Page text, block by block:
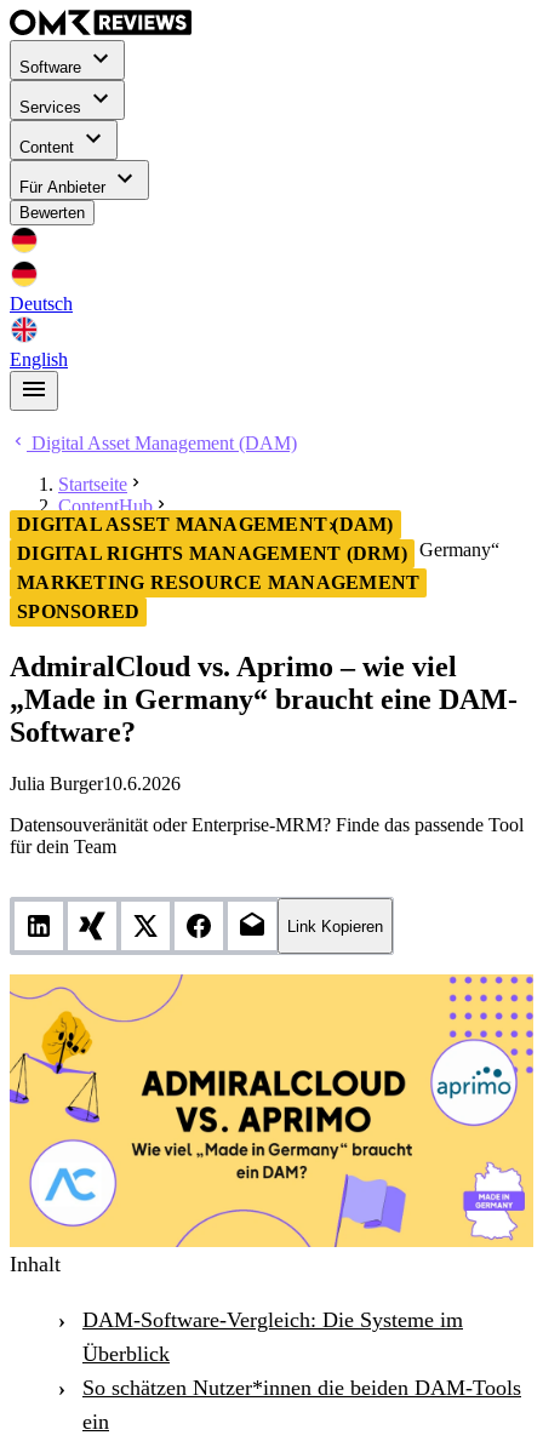
Software
Services
Content
Für Anbieter
Bewerten
Deutsch
English
Digital Asset Management (DAM)
Startseite
ContentHub
Digital Asset Management (DAM)
AdmiralCloud vs. Aprimo – wie viel „Made in Germany“
braucht eine DAM-Software?
DIGITAL ASSET MANAGEMENT (DAM)
DIGITAL RIGHTS MANAGEMENT (DRM)
MARKETING RESOURCE MANAGEMENT
SPONSORED
AdmiralCloud vs. Aprimo – wie viel
„Made in Germany“ braucht eine DAM-
Software?
Julia Burger10.6.2026
Datensouveränität oder Enterprise-MRM? Finde das passende Tool
für dein Team
Link Kopieren
Inhalt
DAM-Software-Vergleich: Die Systeme im
Überblick
So schätzen Nutzer*innen die beiden DAM-Tools
ein